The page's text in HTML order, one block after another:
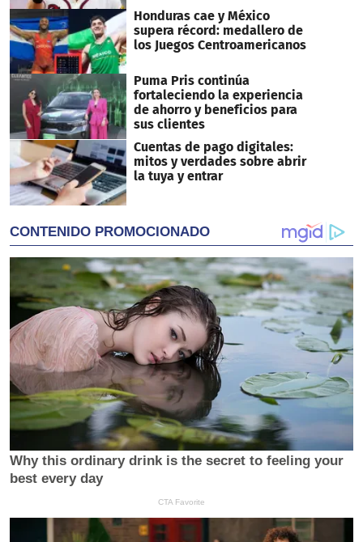
Honduras cae y México
supera récord: medallero de
los Juegos Centroamericanos
Puma Pris continúa
fortaleciendo la experiencia
de ahorro y beneficios para
sus clientes
Cuentas de pago digitales:
mitos y verdades sobre abrir
la tuya y entrar